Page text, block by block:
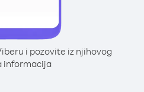
i pozovite iz njihovog
informacija